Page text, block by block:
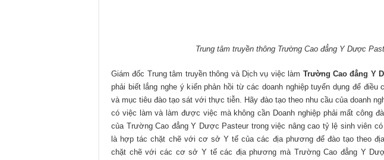
Trung tâm truyền thông Trường Cao đẳng Y Dược
Giám đốc Trung tâm truyền thông và Dịch vụ việc làm Trường Cao đẳng Y
phải biết lắng nghe ý kiến phản hồi từ các doanh nghiệp tuyển dụng để điều
và mục tiêu đào tạo sát với thực tiễn. Hãy đào tạo theo nhu cầu của doanh
có việc làm và làm được việc mà không cần Doanh nghiệp phải mất công
của Trường Cao đẳng Y Dược Pasteur trong việc nâng cao tỷ lệ sinh viên
là hợp tác chặt chẽ với cơ sở Y tế của các địa phương để đào tạo theo
chặt chẽ với các cơ sở Y tế các địa phương mà Trường Cao đẳng Y